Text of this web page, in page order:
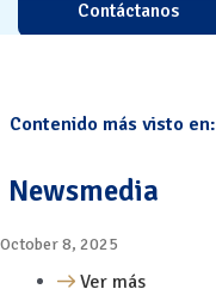
Contáctanos
Contenido más visto en:
Newsmedia
October 8, 2025
Ver más